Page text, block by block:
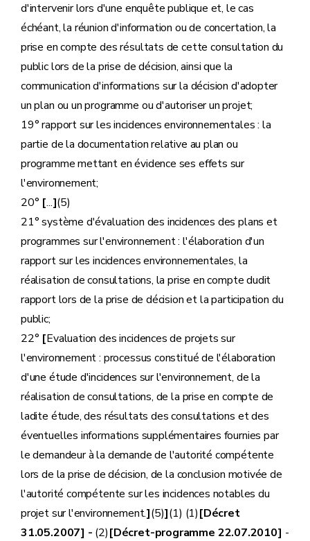
d'intervenir lors d'une enquête publique et, le cas
échéant, la réunion d'information ou de concertation, la
prise en compte des résultats de cette consultation du
public lors de la prise de décision, ainsi que la
communication d'informations sur la décision d'adopter
un plan ou un programme ou d'autoriser un projet;
19° rapport sur les incidences environnementales : la
partie de la documentation relative au plan ou
programme mettant en évidence ses effets sur
l'environnement;
20° [...](5)
21° système d'évaluation des incidences des plans et
programmes sur l'environnement : l'élaboration d'un
rapport sur les incidences environnementales, la
réalisation de consultations, la prise en compte dudit
rapport lors de la prise de décision et la participation du
public;
22° [Evaluation des incidences de projets sur
l'environnement : processus constitué de l'élaboration
d'une étude d'incidences sur l'environnement, de la
réalisation de consultations, de la prise en compte de
ladite étude, des résultats des consultations et des
éventuelles informations supplémentaires fournies par
le demandeur à la demande de l'autorité compétente
lors de la prise de décision, de la conclusion motivée de
l'autorité compétente sur les incidences notables du
projet sur l'environnement.](5)](1) (1)[Décret
31.05.2007] - (2)[Décret-programme 22.07.2010] -